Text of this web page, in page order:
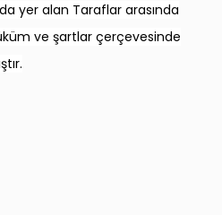
yer alan Taraflar arasında
ve şartlar çerçevesinde